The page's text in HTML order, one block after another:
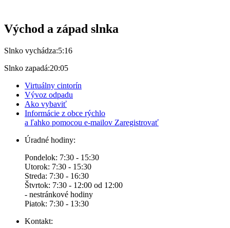
Východ a západ slnka
Slnko vychádza:5:16
Slnko zapadá:20:05
Virtuálny cintorín
Vývoz odpadu
Ako vybaviť
Informácie z obce rýchlo
a ľahko pomocou e-mailov Zaregistrovať
Úradné hodiny:
Pondelok: 7:30 - 15:30
Utorok: 7:30 - 15:30
Streda: 7:30 - 16:30
Štvrtok: 7:30 - 12:00 od 12:00
- nestránkové hodiny
Piatok: 7:30 - 13:30
Kontakt: